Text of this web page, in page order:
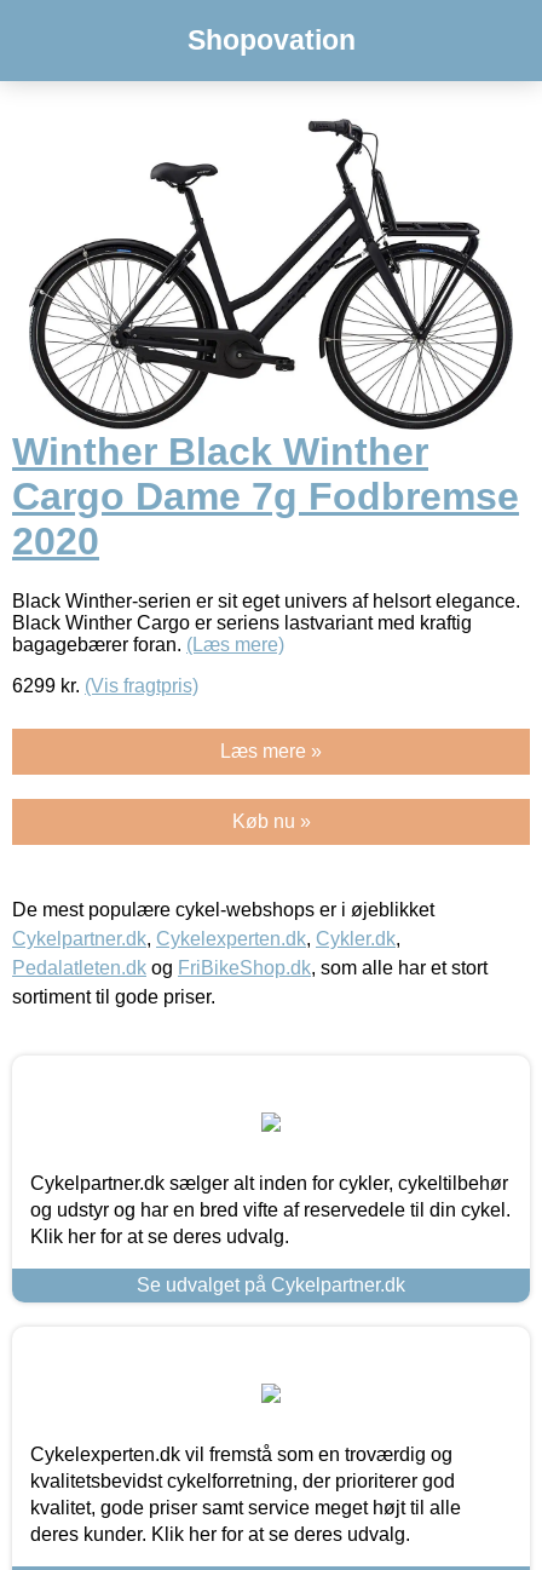
Shopovation
Winther Black Winther
Cargo Dame 7g Fodbremse
2020
Black Winther-serien er sit eget univers af helsort elegance.
Black Winther Cargo er seriens lastvariant med kraftig
bagagebærer foran. (Læs mere)
6299 kr. (Vis fragtpris)
Læs mere »
Køb nu »
De mest populære cykel-webshops er i øjeblikket
Cykelpartner.dk, Cykelexperten.dk, Cykler.dk,
Pedalatleten.dk og FriBikeShop.dk, som alle har et stort
sortiment til gode priser.
Cykelpartner.dk sælger alt inden for cykler, cykeltilbehør
og udstyr og har en bred vifte af reservedele til din cykel.
Klik her for at se deres udvalg.
Se udvalget på Cykelpartner.dk
Cykelexperten.dk vil fremstå som en troværdig og
kvalitetsbevidst cykelforretning, der prioriterer god
kvalitet, gode priser samt service meget højt til alle
deres kunder. Klik her for at se deres udvalg.